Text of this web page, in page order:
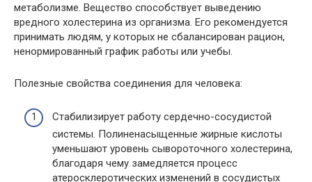
метаболизме. Вещество способствует выведению
вредного холестерина из организма. Его рекомендуется
принимать людям, у которых не сбалансирован рацион,
ненормированный график работы или учебы.
Полезные свойства соединения для человека:
Стабилизирует работу сердечно-сосудистой
системы. Полиненасыщенные жирные кислоты
уменьшают уровень сывороточного холестерина,
благодаря чему замедляется процесс
атеросклеротических изменений в сосудистых